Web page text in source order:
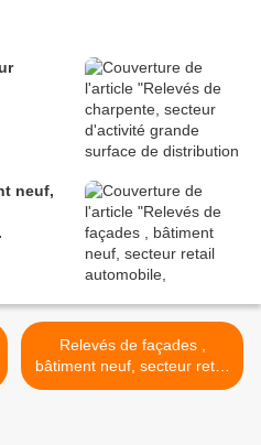
neuf,
Relevés de façades ,
bâtiment neuf, secteur retail
automobile, département